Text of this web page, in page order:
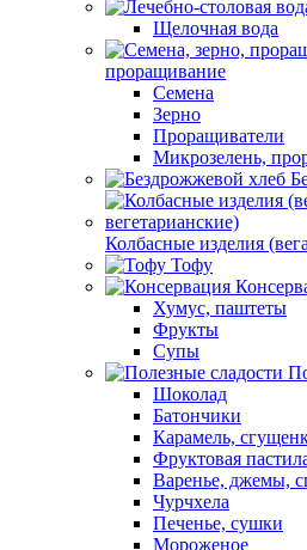
Щелочная вода
проращивание
Семена
Зерно
Проращиватели
Микрозелень,
Колбасные изделия
Тофу
Хумус, паштеты
Фрукты
Супы
Шоколад
Батончики
Карамель,
Фруктовая
Варенье, джемы,
Чурчхела
Печенье, сушки
Мороженое